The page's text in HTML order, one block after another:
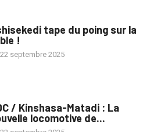
tape du poing sur la
!
22 septembre 2025
/ Kinshasa-Matadi : La
locomotive de...